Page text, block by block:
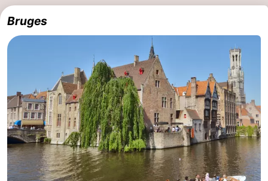
intérieures
de
mini-
de
bien-
Villages
&
Nature
-
Piscines
-
Faire
du
-
Randonnée
-
Bruges